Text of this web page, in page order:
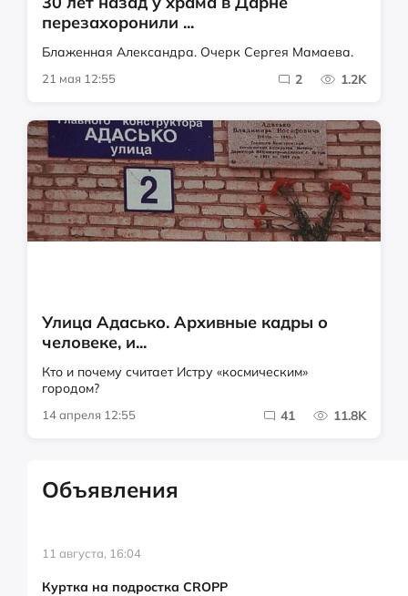
перезахоронили ...
Блаженная Александра. Очерк Сергея Мамаева.
21 мая 12:55 2 1.2K
Улица Адасько. Архивные кадры о
человеке, и...
Кто и почему считает Истру «космическим»
городом?
14 апреля 12:55 41 11.8K
Объявления
11 августа, 16:04
Куртка на подростка CROPP